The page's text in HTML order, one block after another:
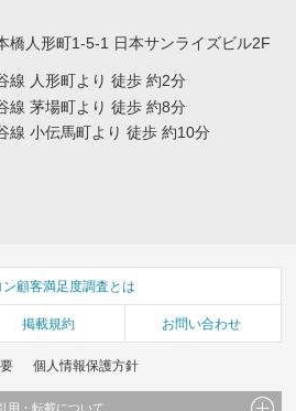
橋人形町1-5-1 日本サンライズビル2F
線 人形町より 徒歩 約2分
線 茅場町より 徒歩 約8分
線 小伝馬町より 徒歩 約10分
ン顧客満足度調査とは
掲載規約 お問い合わせ
個人情報保護方針
用・転載について